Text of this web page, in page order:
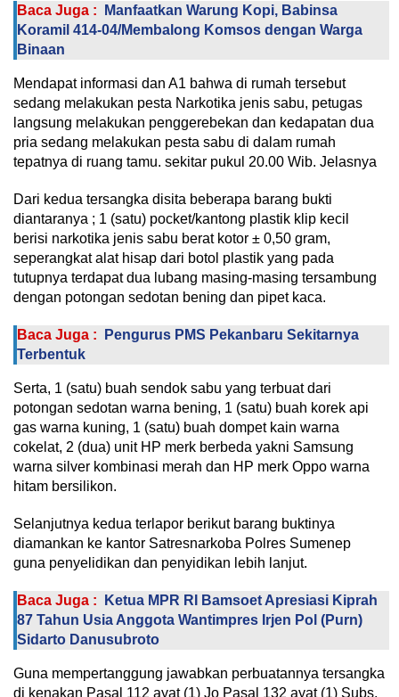
Baca Juga :
Manfaatkan Warung Kopi, Babinsa
Koramil 414-04/Membalong Komsos dengan Warga
Binaan
Mendapat informasi dan A1 bahwa di rumah tersebut
sedang melakukan pesta Narkotika jenis sabu, petugas
langsung melakukan penggerebekan dan kedapatan dua
pria sedang melakukan pesta sabu di dalam rumah
tepatnya di ruang tamu. sekitar pukul 20.00 Wib. Jelasnya
Dari kedua tersangka disita beberapa barang bukti
diantaranya ; 1 (satu) pocket/kantong plastik klip kecil
berisi narkotika jenis sabu berat kotor ± 0,50 gram,
seperangkat alat hisap dari botol plastik yang pada
tutupnya terdapat dua lubang masing-masing tersambung
dengan potongan sedotan bening dan pipet kaca.
Baca Juga :
Pengurus PMS Pekanbaru Sekitarnya
Terbentuk
Serta, 1 (satu) buah sendok sabu yang terbuat dari
potongan sedotan warna bening, 1 (satu) buah korek api
gas warna kuning, 1 (satu) buah dompet kain warna
cokelat, 2 (dua) unit HP merk berbeda yakni Samsung
warna silver kombinasi merah dan HP merk Oppo warna
hitam bersilikon.
Selanjutnya kedua terlapor berikut barang buktinya
diamankan ke kantor Satresnarkoba Polres Sumenep
guna penyelidikan dan penyidikan lebih lanjut.
Baca Juga :
Ketua MPR RI Bamsoet Apresiasi Kiprah
87 Tahun Usia Anggota Wantimpres Irjen Pol (Purn)
Sidarto Danusubroto
Guna mempertanggung jawabkan perbuatannya tersangka
di kenakan Pasal 112 ayat (1) Jo Pasal 132 ayat (1) Subs.